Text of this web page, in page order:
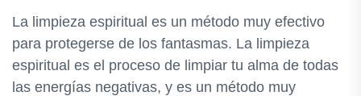
La limpieza espiritual es un método muy efectivo
para protegerse de los fantasmas. La limpieza
espiritual es el proceso de limpiar tu alma de todas
las energías negativas, y es un método muy